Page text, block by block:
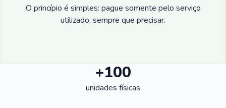
O princípio é simples: pague somente pelo serviço
utilizado, sempre que precisar.
+100
unidades físicas